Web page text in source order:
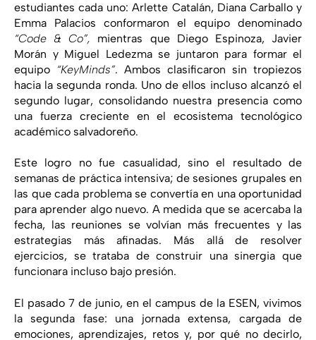
estudiantes cada uno: Arlette Catalán, Diana Carballo y
Emma Palacios conformaron el equipo denominado
“Code & Co”, mientras que Diego Espinoza, Javier
Morán y Miguel Ledezma se juntaron para formar el
equipo “KeyMinds”. Ambos clasificaron sin tropiezos
hacia la segunda ronda. Uno de ellos incluso alcanzó el
segundo lugar, consolidando nuestra presencia como
una fuerza creciente en el ecosistema tecnológico
académico salvadoreño.
Este logro no fue casualidad, sino el resultado de
semanas de práctica intensiva; de sesiones grupales en
las que cada problema se convertía en una oportunidad
para aprender algo nuevo. A medida que se acercaba la
fecha, las reuniones se volvían más frecuentes y las
estrategias más afinadas. Más allá de resolver
ejercicios, se trataba de construir una sinergia que
funcionara incluso bajo presión.
El pasado 7 de junio, en el campus de la ESEN, vivimos
la segunda fase: una jornada extensa, cargada de
emociones, aprendizajes, retos y, por qué no decirlo,